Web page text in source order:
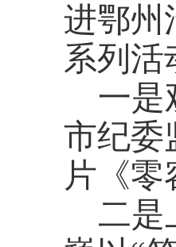
进鄂州
系列活
一是
市纪委
片《零
二是